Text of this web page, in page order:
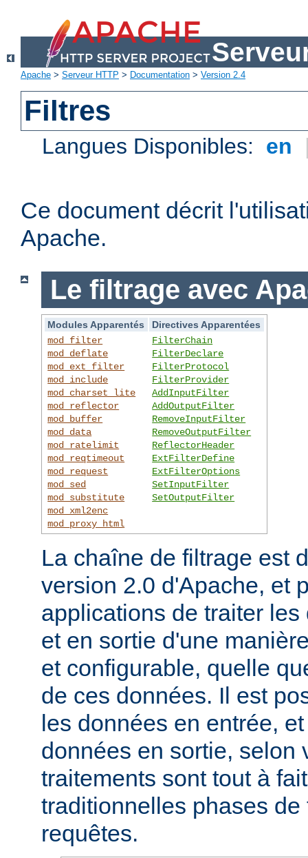
Apache > Serveur HTTP > Documentation > Version 2.4
Filtres
Langues Disponibles: en
Ce document décrit
Apache.
Le filtrage avec
Modules Apparentés
Directives Apparentées
mod_filter
mod_deflate
mod_ext_filter
mod_include
mod_charset_lite
mod_reflector
mod_buffer
mod_data
mod_ratelimit
mod_reqtimeout
mod_request
mod_sed
mod_substitute
mod_xml2enc
mod_proxy_html
FilterChain
FilterDeclare
FilterProtocol
FilterProvider
AddInputFilter
AddOutputFilter
RemoveInputFilter
RemoveOutputFilter
ReflectorHeader
ExtFilterDefine
ExtFilterOptions
SetInputFilter
SetOutputFilter
La chaîne de filtrage est
version 2.0 d'Apache, et
applications de traiter
et en sortie d'une
et configurable, quelle
de ces données. Il est
les données en entrée,
données en sortie, selon
traitements sont tout à
traditionnelles phases de
requêtes.